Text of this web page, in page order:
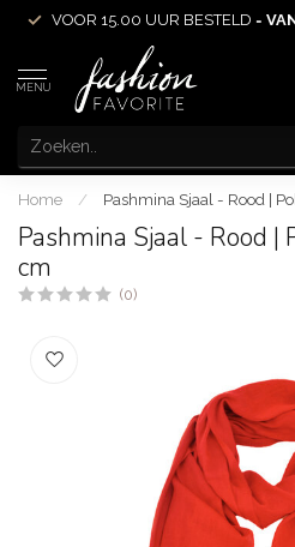
VOOR 15.00 UUR BESTELD =
MENU
Home / Pashmina Sjaal - Rood |
Pashmina Sjaal - Rood
cm
(0)